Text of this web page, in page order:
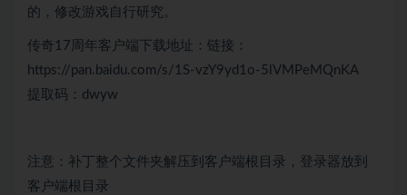
的，修改游戏自行研究。
传奇17周年客户端下载地址：链接：
https://pan.baidu.com/s/1S-vzY9yd1o-5lVMPeMQnKA
提取码：dwyw
注意：补丁整个文件夹解压到客户端根目录，登录器放到
客户端根目录